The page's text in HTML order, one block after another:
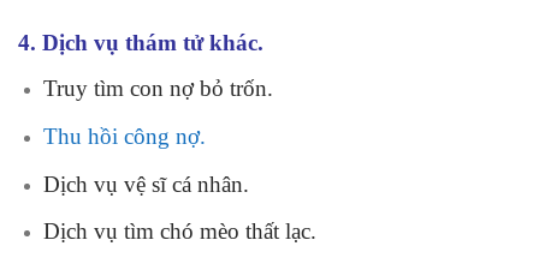
4. Dịch vụ thám tử khác.
Truy tìm con nợ bỏ trốn.
Thu hồi công nợ.
Dịch vụ vệ sĩ cá nhân.
Dịch vụ tìm chó mèo thất lạc.